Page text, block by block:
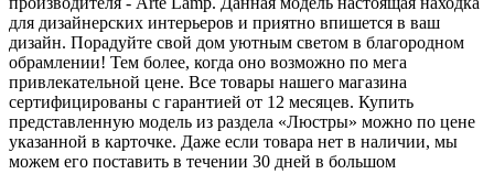
для дизайнерских интерьеров и приятно впишется в ваш
дизайн. Порадуйте свой дом уютным светом в благородном
обрамлении! Тем более, когда оно возможно по мега
привлекательной цене. Все товары нашего магазина
сертифицированы с гарантией от 12 месяцев. Купить
представленную модель из раздела «Люстры» можно по цене
указанной в карточке. Даже если товара нет в наличии, мы
можем его поставить в течении 30 дней в большом